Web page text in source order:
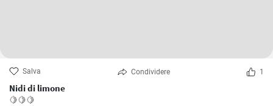
Salva Condividere 1
Nidi di limone
🍋🍋🍋